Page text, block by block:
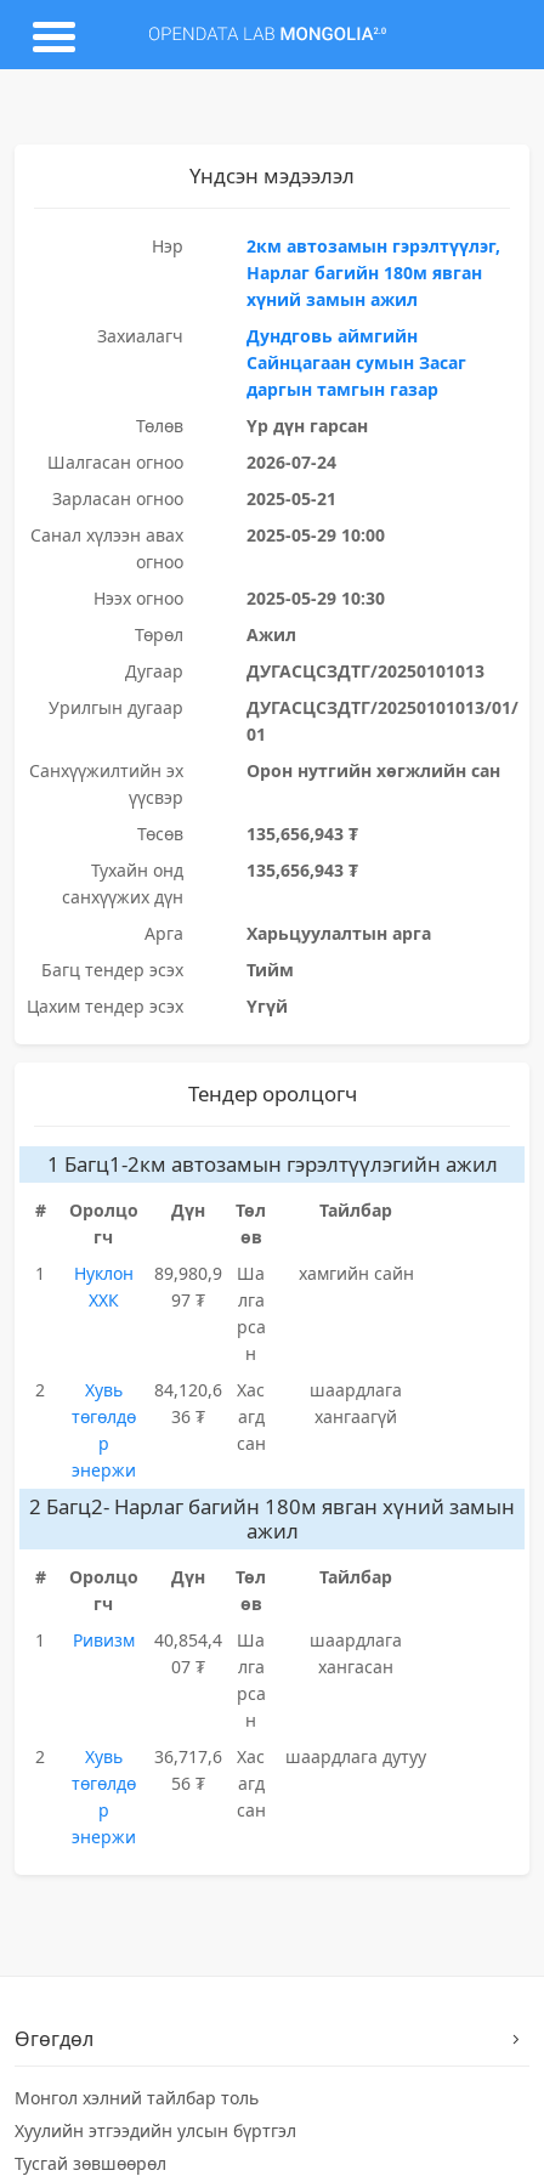
Үндсэн мэдээлэл
Нэр
2км автозамын гэрэлтүүлэг,
Нарлаг багийн 180м явган
хүний замын ажил
Захиалагч
Дундговь аймгийн
Сайнцагаан сумын Засаг
даргын тамгын газар
Төлөв
Үр дүн гарсан
Шалгасан огноо
2026-07-24
Зарласан огноо
2025-05-21
Санал хүлээн авах
огноо
2025-05-29 10:00
Нээх огноо
2025-05-29 10:30
Төрөл
Ажил
Дугаар
ДУГАСЦСЗДТГ/20250101013
Урилгын дугаар
ДУГАСЦСЗДТГ/20250101013/01/
01
Санхүүжилтийн эх
үүсвэр
Орон нутгийн хөгжлийн сан
Төсөв
135,656,943 ₮
Тухайн онд
санхүүжих дүн
135,656,943 ₮
Арга
Харьцуулалтын арга
Багц тендер эсэх
Тийм
Цахим тендер эсэх
Үгүй
Тендер оролцогч
1 Багц1-2км автозамын гэрэлтүүлэгийн ажил
#
Оролцо
гч
Дүн
Төл
өв
Тайлбар
1
Нуклон
ХХК
89,980,9
97 ₮
Ша
лга
рса
н
хамгийн сайн
2
Хувь
төгөлдө
р
энержи
84,120,6
36 ₮
Хас
агд
сан
шаардлага
хангаагүй
2 Багц2- Нарлаг багийн 180м явган хүний замын
ажил
#
Оролцо
гч
Дүн
Төл
өв
Тайлбар
1 Ривизм
40,854,4
07 ₮
Ша
лга
рса
н
шаардлага
хангасан
2
Хувь
төгөлдө
р
энержи
36,717,6
56 ₮
Хас
агд
сан
шаардлага дутуу
Өгөгдөл
Монгол хэлний тайлбар толь
Хуулийн этгээдийн улсын бүртгэл
Тусгай зөвшөөрөл